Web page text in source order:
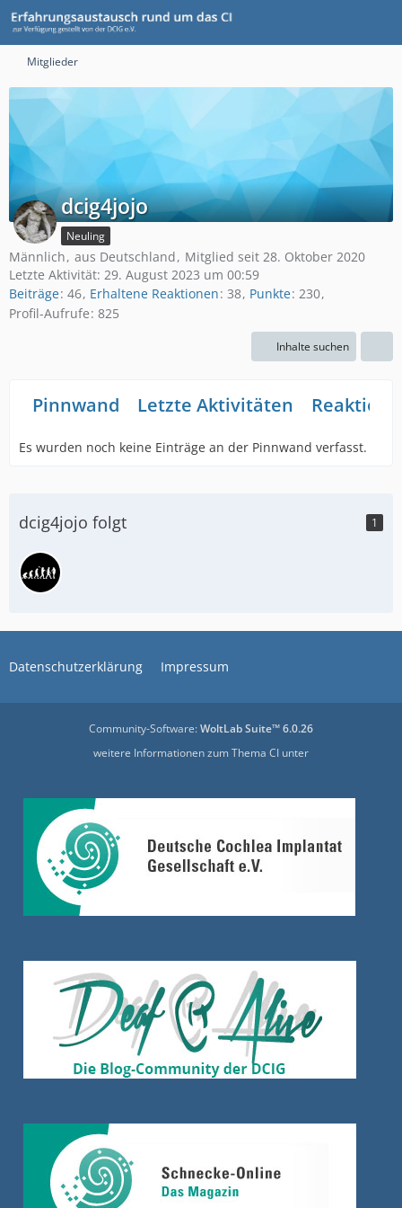
Mitglieder
dcig4jojo
Neuling
Männlich aus Deutschland
Mitglied seit 28. Oktober 2020
Letzte Aktivität: 29. August 2023 um 00:59
Beiträge 46 Erhaltene Reaktionen 38 Punkte 230
Profil-Aufrufe 825
Inhalte suchen
Pinnwand Letzte Aktivitäten
Es wurden noch keine Einträge an der Pinnwand verfasst.
dcig4jojo folgt 1
Datenschutzerklärung Impressum
Community-Software:WoltLab Suite™ 6.0.26
weitere Informationen zum Thema CI unter